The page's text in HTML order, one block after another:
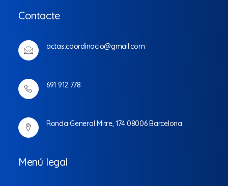
Contacte
actas.coordinacio@gmail.com
691 912 778
Ronda General Mitre, 174 08006 Barcelona
Menú legal